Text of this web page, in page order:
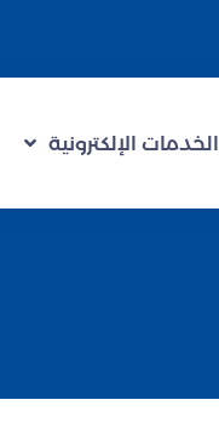
الخدمات الإلكترونية